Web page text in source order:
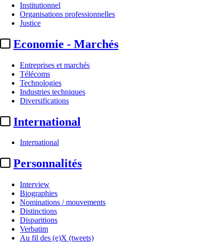
Institutionnel
Organisations professionnelles
Justice
Economie - Marchés
Entreprises et marchés
Télécoms
Technologies
Industries techniques
Diversifications
International
International
Personnalités
Interview
Biographies
Nominations / mouvements
Distinctions
Disparitions
Verbatim
Au fil des (e)X (tweets)